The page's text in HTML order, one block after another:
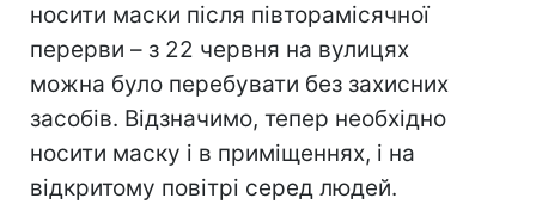
носити маски після півторамісячної
перерви – з 22 червня на вулицях
можна було перебувати без захисних
засобів. Відзначимо, тепер необхідно
носити маску і в приміщеннях, і на
відкритому повітрі серед людей.